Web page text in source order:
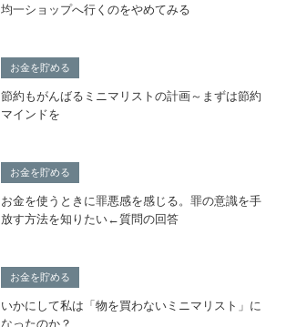
均一ショップへ行くのをやめてみる
お金を貯める
節約もがんばるミニマリストの計画～まずは節約
マインドを
お金を貯める
お金を使うときに罪悪感を感じる。罪の意識を手
放す方法を知りたい←質問の回答
お金を貯める
いかにして私は「物を買わないミニマリスト」に
なったのか？